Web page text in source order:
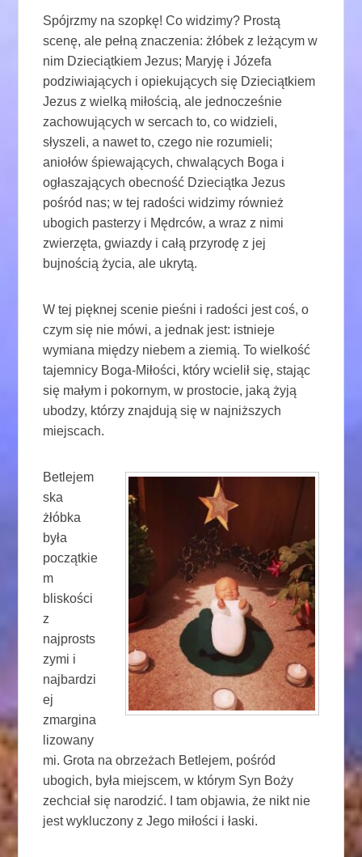
Spójrzmy na szopkę! Co widzimy? Prostą
scenę, ale pełną znaczenia: żłóbek z leżącym w
nim Dzieciątkiem Jezus; Maryję i Józefa
podziwiających i opiekujących się Dzieciątkiem
Jezus z wielką miłością, ale jednocześnie
zachowujących w sercach to, co widzieli,
słyszeli, a nawet to, czego nie rozumieli;
aniołów śpiewających, chwalących Boga i
ogłaszających obecność Dzieciątka Jezus
pośród nas; w tej radości widzimy również
ubogich pasterzy i Mędrców, a wraz z nimi
zwierzęta, gwiazdy i całą przyrodę z jej
bujnością życia, ale ukrytą.
W tej pięknej scenie pieśni i radości jest coś, o
czym się nie mówi, a jednak jest: istnieje
wymiana między niebem a ziemią. To wielkość
tajemnicy Boga-Miłości, który wcielił się, stając
się małym i pokornym, w prostocie, jaką żyją
ubodzy, którzy znajdują się w najniższych
miejscach.
Betlejem
ska
żłóbka
była
początkie
m
bliskości
z
najprosts
zymi i
najbardzi
ej
zmargina
lizowany
mi. Grota na obrzeżach Betlejem, pośród
ubogich, była miejscem, w którym Syn Boży
zechciał się narodzić. I tam objawia, że ​​nikt nie
jest wykluczony z Jego miłości i łaski.